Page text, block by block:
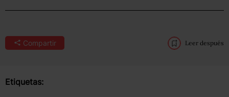
Compartir Leer después
Etiquetas: